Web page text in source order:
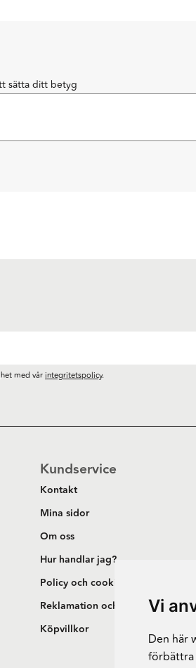
Vi
Den här
förbättra
sätta ditt betyg
med vårintegritetspolicy.
Kundservice
Kontakt
Mina sidor
Om oss
Hur handlar jag?
Policy och cookies
Reklamation och retur
Köpvillkor